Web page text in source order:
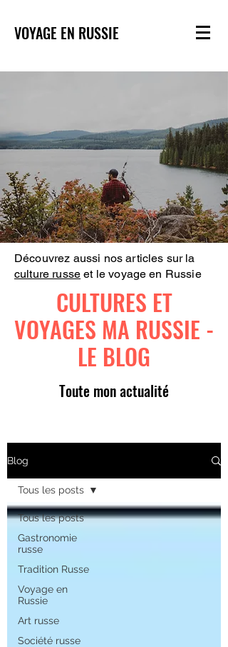
VOYAGE EN RUSSIE
Découvrez aussi nos articles sur la
culture russe et le voyage en Russie
CULTURES ET
VOYAGES MA RUSSIE -
LE BLOG
Toute mon actualité
Blog
Tous les posts
Gastronomie
russe
Tradition Russe
Voyage en
Russie
Art russe
Société russe
Tous les posts